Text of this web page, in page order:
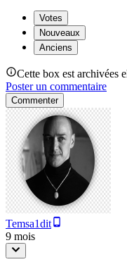
Votes
Nouveaux
Anciens
Cette box est archivées
Poster un commentaire
Commenter
Temsa1dit
9 mois